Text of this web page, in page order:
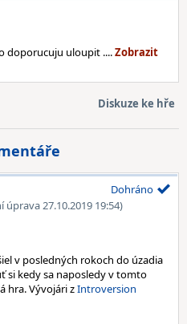
doporucuju uloupit ....
Diskuze ke hře
úprava 27.10.2019 19:54)
Dohráno
v posledných rokoch do úzadia
si kedy sa naposledy v tomto
hra. Vývojári zIntroversion